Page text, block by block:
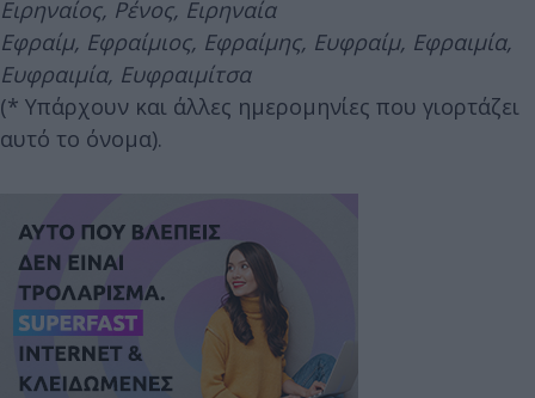
Ειρηναίος, Ρένος, Ειρηναία
Εφραίμ, Εφραίμιος, Εφραίμης, Ευφραίμ, Εφραιμία,
Ευφραιμία, Ευφραιμίτσα
(* Υπάρχουν και άλλες ημερομηνίες που γιορτάζει
αυτό το όνομα).